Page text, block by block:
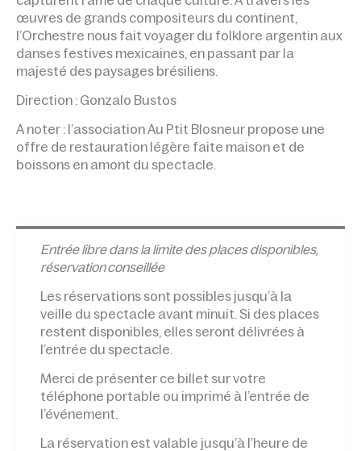
œuvres de grands compositeurs du continent,
l’Orchestre nous fait voyager du folklore argentin aux
danses festives mexicaines, en passant par la
majesté des paysages brésiliens.
Direction : Gonzalo Bustos
A noter : l’association Au Ptit Blosneur propose une
offre de restauration légère faite maison et de
boissons en amont du spectacle.
Entrée libre dans la limite des places disponibles,
réservation conseillée
Les réservations sont possibles jusqu’à la
veille du spectacle avant minuit. Si des places
restent disponibles, elles seront délivrées à
l’entrée du spectacle.
Merci de présenter ce billet sur votre
téléphone portable ou imprimé à l’entrée de
l’événement.
La réservation est valable jusqu’à l’heure de